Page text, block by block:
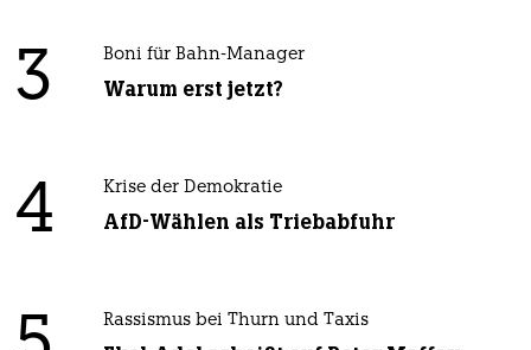
3 Boni für Bahn-Manager
Warum erst jetzt?
4 Krise der Demokratie
AfD-Wählen als Triebabfuhr
Rassismus bei Thurn und Taxis